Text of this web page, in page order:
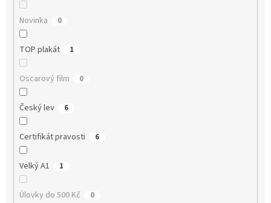
Novinka 0
TOP plakát 1
Oscarový film 0
Český lev 6
Certifikát pravosti 6
Velký A1 1
Úlovky do 500 Kč 0